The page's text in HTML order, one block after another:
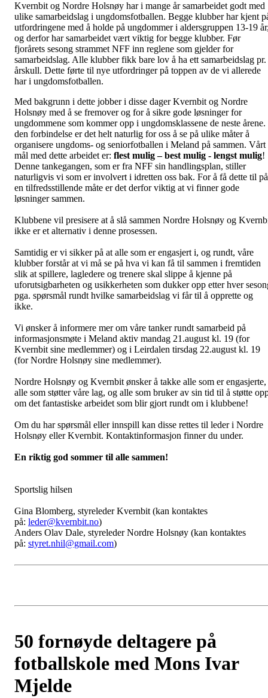
Kvernbit og Nordre Holsnøy har i mange år samarbeidet godt med
ulike samarbeidslag i ungdomsfotballen. Begge klubber har kjent
utfordringene med å holde på ungdommer i aldersgruppen 13-19
og derfor har samarbeidet vært viktig for begge klubber. Før
fjorårets sesong strammet NFF inn reglene som gjelder for
samarbeidslag. Alle klubber fikk bare lov å ha ett samarbeidslag pr.
årskull. Dette førte til nye utfordringer på toppen av de vi allerede
har i ungdomsfotballen.
Med bakgrunn i dette jobber i disse dager Kvernbit og Nordre
Holsnøy med å se fremover og for å sikre gode løsninger for
ungdommene som kommer opp i ungdomsklassene de neste årene.
den forbindelse er det helt naturlig for oss å se på ulike måter å
organisere ungdoms- og seniorfotballen i Meland på sammen. Vårt
mål med dette arbeidet er: flest mulig – best mulig - lengst mulig!
Denne tankegangen, som er fra NFF sin handlingsplan, stiller
naturligvis vi som er involvert i idretten oss bak. For å få dette til på
en tilfredsstillende måte er det derfor viktig at vi finner gode
løsninger sammen.
Klubbene vil presisere at å slå sammen Nordre Holsnøy og
ikke er et alternativ i denne prosessen.
Samtidig er vi sikker på at alle som er engasjert i, og rundt, våre
klubber forstår at vi må se på hva vi kan få til sammen i fremtiden
slik at spillere, lagledere og trenere skal slippe å kjenne på
uforutsigbarheten og usikkerheten som dukker opp etter hver
pga. spørsmål rundt hvilke samarbeidslag vi får til å opprette og
ikke.
Vi ønsker å informere mer om våre tanker rundt samarbeid på
informasjonsmøte i Meland aktiv mandag 21.august kl. 19 (for
Kvernbit sine medlemmer) og i Leirdalen tirsdag 22.august kl. 19
(for Nordre Holsnøy sine medlemmer).
Nordre Holsnøy og Kvernbit ønsker å takke alle som er engasjerte,
alle som støtter våre lag, og alle som bruker av sin tid til å støtte
om det fantastiske arbeidet som blir gjort rundt om i klubbene!
Om du har spørsmål eller innspill kan disse rettes til leder i Nordre
Holsnøy eller Kvernbit. Kontaktinformasjon finner du under.
En riktig god sommer til alle sammen!
Sportslig hilsen
Gina Blomberg, styreleder Kvernbit (kan kontaktes
på: leder@kvernbit.no)
Anders Olav Dale, styreleder Nordre Holsnøy (kan kontaktes
på: styret.nhil@gmail.com)
50 fornøyde deltagere på
fotballskole med Mons Ivar
Mjelde